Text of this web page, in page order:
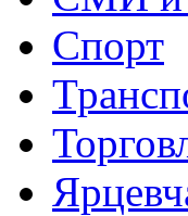
Спорт